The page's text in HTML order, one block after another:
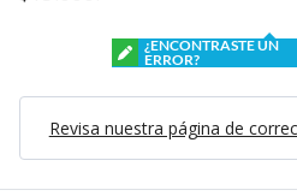
¿ENCONTRASTE UN
ERROR?
Revisa nuestra página de